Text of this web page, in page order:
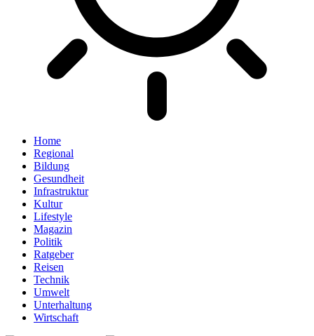
Home
Regional
Bildung
Gesundheit
Infrastruktur
Kultur
Lifestyle
Magazin
Politik
Ratgeber
Reisen
Technik
Umwelt
Unterhaltung
Wirtschaft